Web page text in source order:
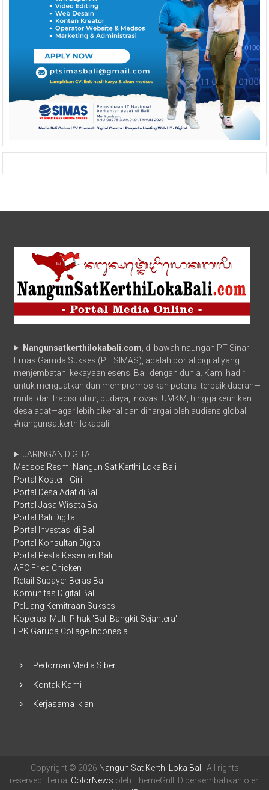
Nangunsatkerthilokabali.com , di bawah naungan PT Sinar
Emas Garuda Sukses (PT SIMAS), adalah portal digital yang
menjembatani kekayaan esensi Bali dengan dunia. Kami hadir
untuk menguatkan dan mempromosikan potensi terbaik daerah—
mulai dari tradisi luhur, budaya, inovasi UMKM, hingga keunikan
desa adat—agar lebih dikenal dan dihargai oleh audiens global.
#nangunsatkerthilokabali
JARINGAN DIGITAL
Medsos Resmi Nangun Sat Kerthi Loka Bali
Portal Koster - Giri
Portal Desa Adat diBali
Portal Jasa Wisata Bali
Portal Bali Digital
Portal Investasi di Bali
Portal Konsultan Digital
Portal Pesta Kesenian Bali
AFC Fried Chicken
Retail Supayer Beras Bali
Komunitas Digital Bali
Peluang Kemitraan Sukses
Koperasi Multi Pihak 'Bali Bangkit Sejahtera'
LPK Garuda Collage Indonesia
Pedoman Media Siber
Kontak Kami
Kerjasama Iklan
Copyright © 2026 Nangun Sat Kerthi Loka Bali . All rights
reserved. Tema: ColorNews oleh ThemeGrill. Dipersembahkan oleh